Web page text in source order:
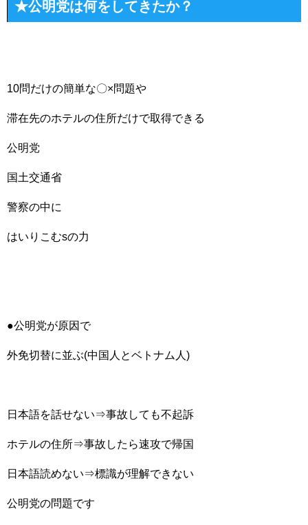
★公明党は何をしてきたか？
10問だけの簡単な〇×問題や
滞在先のホテルの住所だけで取得できる
公明党
国土交通省
警察の中に
はいりこむsの力
●公明党が原因で
外免切替に並ぶ(中国人とベトナム人)
日本語を話せない⇒事故しても不起訴
ホテルの住所⇒事故したら速攻で帰国
日本語読めない⇒標識が理解できない
公明党の問題です